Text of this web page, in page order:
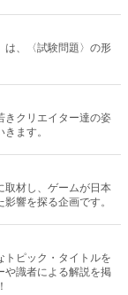
は、〈試験問題〉の形
きクリエイター達の姿
ます。
取材し、ゲームが日本
響を探る企画です。
トピック・タイトルを
や識者による解説を掲